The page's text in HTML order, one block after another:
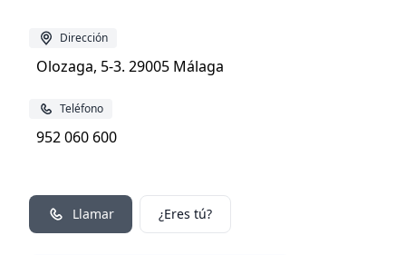
Dirección
Olozaga, 5-3. 29005 Málaga
Teléfono
952 060 600
Llamar ¿Eres tú?